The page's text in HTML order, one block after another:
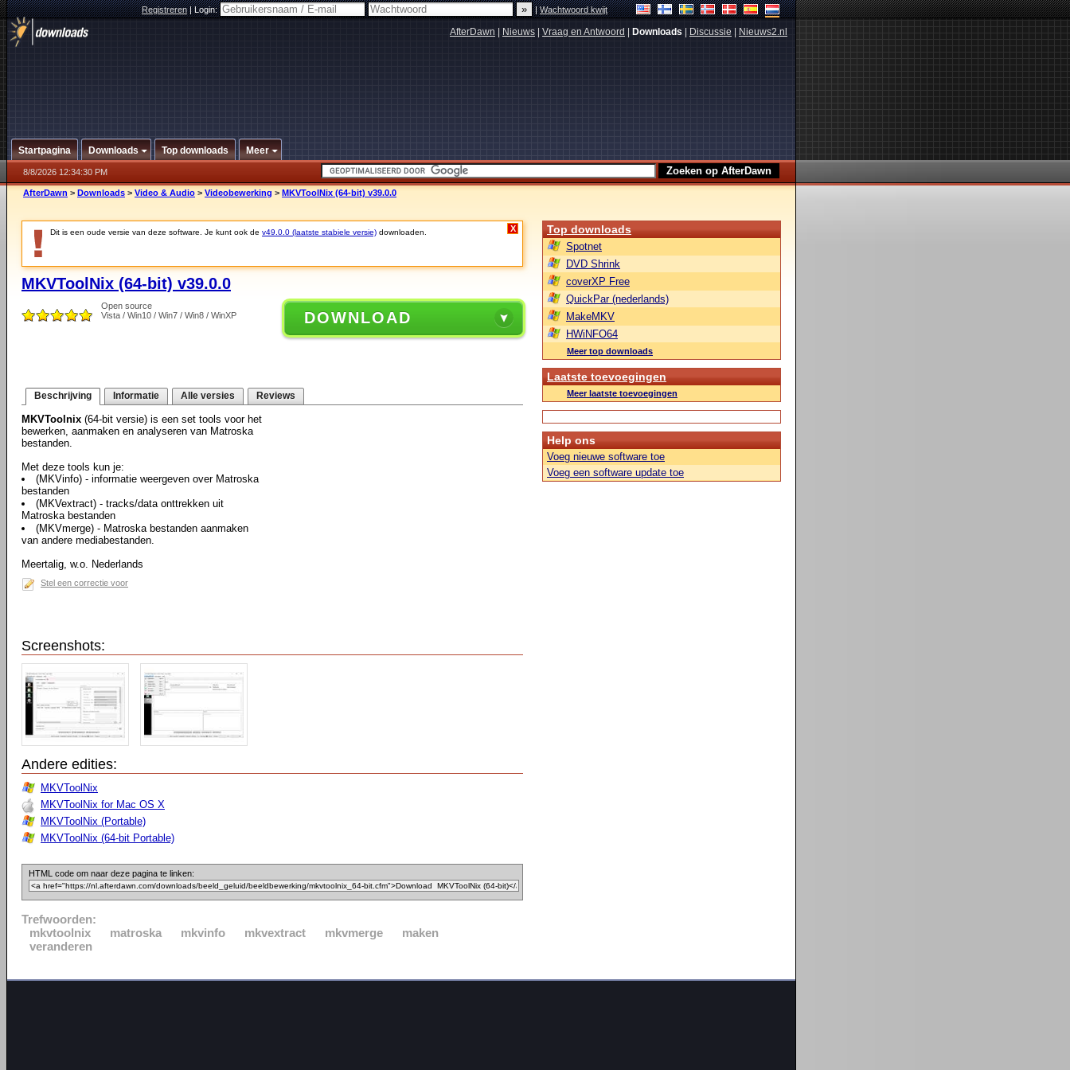
Registreren|Login: |Wachtwoord kwijt
AfterDawn Nieuws Vraag en Antwoord Downloads Discussie Nieuws2.nl
Startpagina Downloads Top downloads Meer
8/8/2026 12:34:30 PM
AfterDawn > Downloads > Video & Audio > Videobewerking > MKVToolNix (64-bit) v39.0.0
Dit is een oude versie van deze software. Je kunt ook de v49.0.0 (laatste stabiele versie) downloaden. X
MKVToolNix (64-bit) v39.0.0
Open source
Vista / Win10 / Win7 / Win8 / WinXP
DOWNLOAD
Beschrijving Informatie Alle versies Reviews
MKVToolnix (64-bit versie) is een set tools voor het
bewerken, aanmaken en analyseren van Matroska
bestanden.
Met deze tools kun je:
(MKVinfo) - informatie weergeven over Matroska
bestanden
(MKVextract) - tracks/data onttrekken uit
Matroska bestanden
(MKVmerge) - Matroska bestanden aanmaken
van andere mediabestanden.
Meertalig, w.o. Nederlands
Stel een correctie voor
Screenshots:
Andere edities:
MKVToolNix
MKVToolNix for Mac OS X
MKVToolNix (Portable)
MKVToolNix (64-bit Portable)
HTML code om naar deze pagina te linken:
Trefwoorden:
mkvtoolnix
matroska mkvinfo mkvextract mkvmerge
maken
veranderen
Top downloads
Spotnet
DVD Shrink
coverXP Free
QuickPar (nederlands)
MakeMKV
HWiNFO64
Meer top downloads
Laatste toevoegingen
Meer laatste toevoegingen
Help ons
Voeg nieuwe software toe
Voeg een software update toe